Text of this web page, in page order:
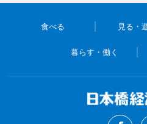
食べる 見る・
暮らす・働く